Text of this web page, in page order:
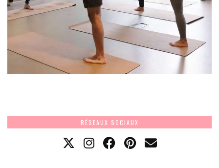
RÉSEAUX SOCIAUX